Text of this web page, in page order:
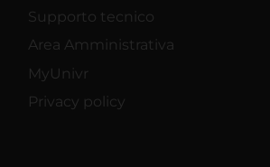
Supporto tecnico
Area Amministrativa
MyUnivr
Privacy policy